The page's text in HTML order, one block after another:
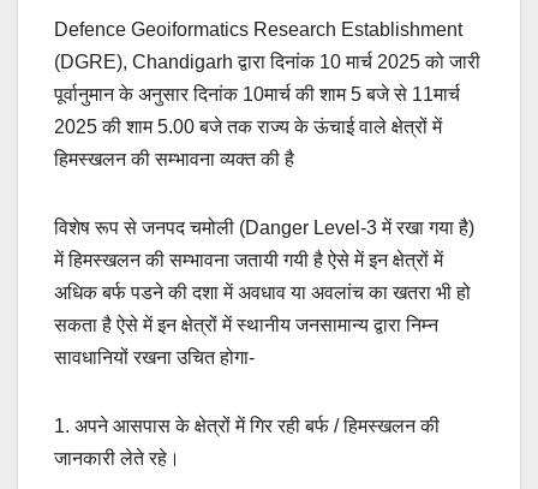
Defence Geoiformatics Research Establishment
(DGRE), Chandigarh द्वारा दिनांक 10 मार्च 2025 को जारी
पूर्वानुमान के अनुसार दिनांक 10मार्च की शाम 5 बजे से 11मार्च
2025 की शाम 5.00 बजे तक राज्य के ऊंचाई वाले क्षेत्रों में
हिमस्खलन की सम्भावना व्यक्त की है
विशेष रूप से जनपद चमोली (Danger Level-3 में रखा गया है)
में हिमस्खलन की सम्भावना जतायी गयी है ऐसे में इन क्षेत्रों में
अधिक बर्फ पडने की दशा में अवधाव या अवलांच का खतरा भी हो
सकता है ऐसे में इन क्षेत्रों में स्थानीय जनसामान्य द्वारा निम्न
सावधानियों रखना उचित होगा-
1. अपने आसपास के क्षेत्रों में गिर रही बर्फ / हिमस्खलन की
जानकारी लेते रहे।